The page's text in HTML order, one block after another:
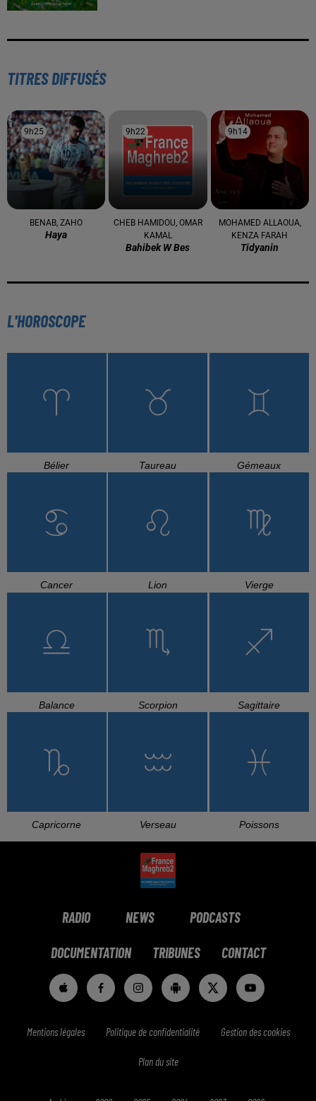
TITRES DIFFUSÉS
9h25
9h25
BENAB, ZAHO
Haya
9h22
9h22
CHEB HAMIDOU, OMAR
KAMAL
Bahibek W Bes
9h14
9h14
MOHAMED ALLAOUA,
KENZA FARAH
Tidyanin
L'HOROSCOPE
Bélier Taureau Gémeaux
Cancer Lion Vierge
Balance Scorpion Sagittaire
Capricorne Verseau Poissons
RADIO NEWS PODCASTS
DOCUMENTATION TRIBUNES CONTACT
Mentions légales Politique de confidentialité Gestion des cookies
Plan du site